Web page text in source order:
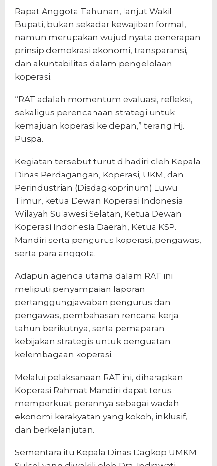
Rapat Anggota Tahunan, lanjut Wakil
Bupati, bukan sekadar kewajiban formal,
namun merupakan wujud nyata penerapan
prinsip demokrasi ekonomi, transparansi,
dan akuntabilitas dalam pengelolaan
koperasi.
“RAT adalah momentum evaluasi, refleksi,
sekaligus perencanaan strategi untuk
kemajuan koperasi ke depan,” terang Hj.
Puspa.
Kegiatan tersebut turut dihadiri oleh Kepala
Dinas Perdagangan, Koperasi, UKM, dan
Perindustrian (Disdagkoprinum) Luwu
Timur, ketua Dewan Koperasi Indonesia
Wilayah Sulawesi Selatan, Ketua Dewan
Koperasi Indonesia Daerah, Ketua KSP.
Mandiri serta pengurus koperasi, pengawas,
serta para anggota.
Adapun agenda utama dalam RAT ini
meliputi penyampaian laporan
pertanggungjawaban pengurus dan
pengawas, pembahasan rencana kerja
tahun berikutnya, serta pemaparan
kebijakan strategis untuk penguatan
kelembagaan koperasi.
Melalui pelaksanaan RAT ini, diharapkan
Koperasi Rahmat Mandiri dapat terus
memperkuat perannya sebagai wadah
ekonomi kerakyatan yang kokoh, inklusif,
dan berkelanjutan.
Sementara itu Kepala Dinas Dagkop UMKM